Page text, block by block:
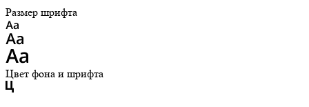
Размер шрифта
Цвет фона и шрифта